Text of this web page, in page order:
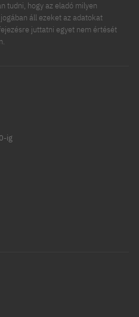
tudni, hogy az eladó milyen
áll ezeket az adatokat
juttatni egyet nem értését
ig